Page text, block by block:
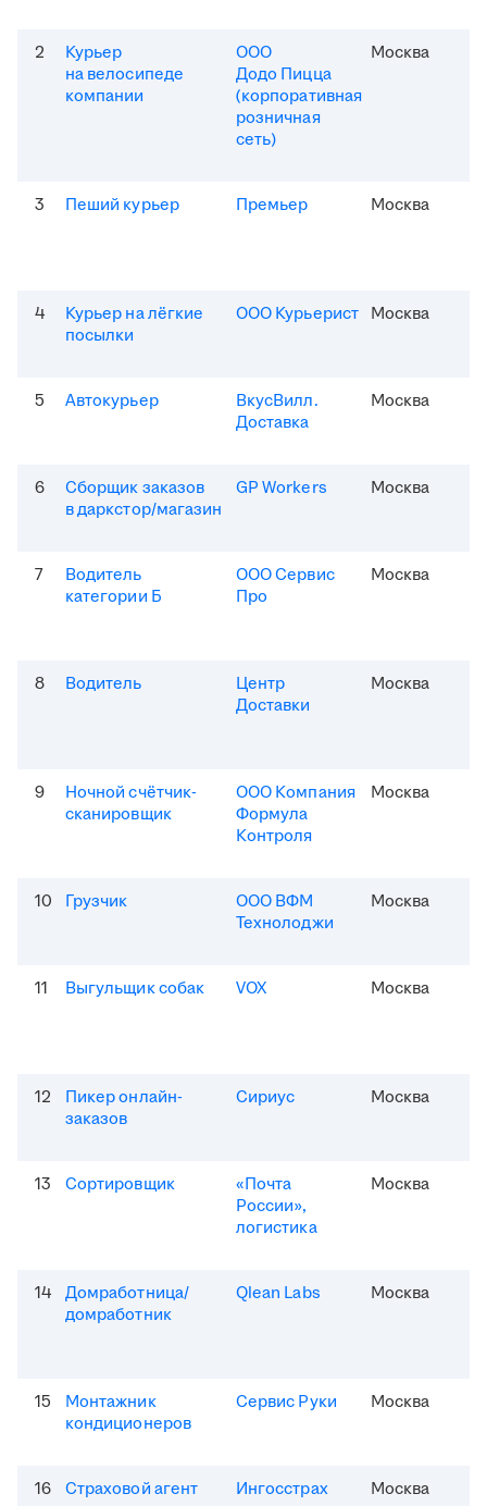
2
Курьер
на велосипеде
компании
ООО
Додо Пицца
(корпоративная
розничная
сеть)
Москва
3 Пеший курьер Премьер Москва
4
Курьер на лёгкие
посылки
ООО Курьерист Москва
5 Автокурьер
ВкусВилл.
Доставка
Москва
6
Сборщик заказов
в даркстор/магазин
GP Workers Москва
7
Водитель
категории Б
ООО Сервис
Про
Москва
8 Водитель
Центр
Доставки
Москва
9
Ночной счётчик-
сканировщик
ООО Компания
Формула
Контроля
Москва
10 Грузчик
ООО ВФМ
Технолоджи
Москва
11 Выгульщик собак VOX Москва
12
Пикер онлайн-
заказов
Сириус Москва
13 Сортировщик
«Почта
России»,
логистика
Москва
14
Домработница/
домработник
Qlean Labs Москва
15
Монтажник
кондиционеров
Сервис Руки Москва
16 Страховой агент Ингосстрах Москва